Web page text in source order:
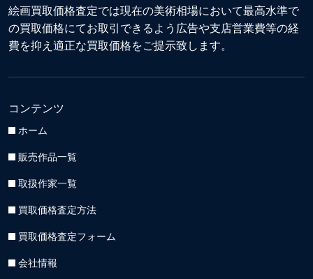
絵画買取価格査定では現在の美術相場において最高水準で
の買取価格にてお取引できるよう広告や支店営業費等の経
費を抑え適正な買取価格をご提示致します。
コンテンツ
ホーム
販売作品一覧
取扱作家一覧
買取価格査定方法
買取価格査定フォーム
会社情報